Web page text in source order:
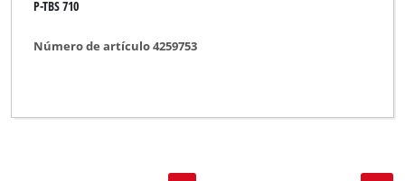
P-TBS 710
Número de artículo 4259753